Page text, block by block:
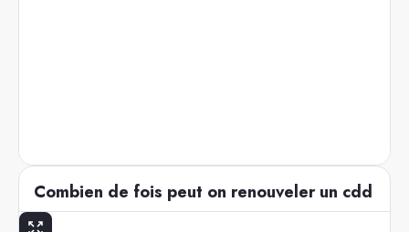
Combien de fois peut on renouveler un cdd